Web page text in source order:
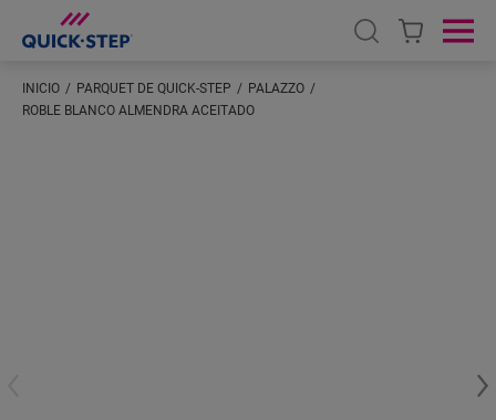
Open search
INICIO PARQUET DE QUICK-STEP
PALAZZO
ROBLE BLANCO ALMENDRA ACEITADO